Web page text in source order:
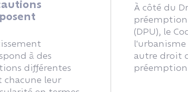
à des
différentes
chacune leur
À côté du
(DPU), le
autre droit